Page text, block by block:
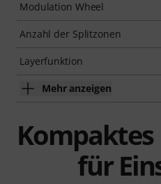
Modulation Wheel
Anzahl der Splitzonen
Layerfunktion
Mehr anzeigen
für